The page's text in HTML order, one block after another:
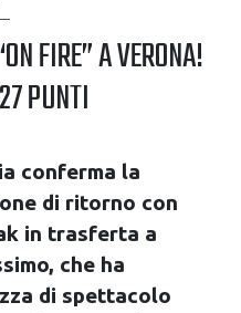
FIRE” A VERONA!
PUNTI
conferma la
di ritorno con
in trasferta a
che ha
di spettacolo